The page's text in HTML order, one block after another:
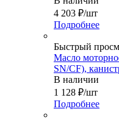
4 203 ₽/шт
Подробнее
Быстрый
Масло
SN/CF),
В наличии
1 128 ₽/шт
Подробнее